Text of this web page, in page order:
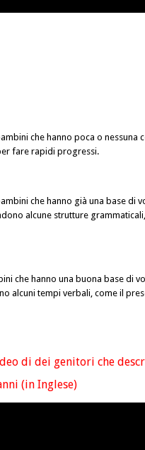
che hanno poca o nessuna
fare rapidi progressi.
che hanno già una base di
alcune strutture
che hanno una buona base di
alcuni tempi verbali, come il
di dei genitori che
(in Inglese)